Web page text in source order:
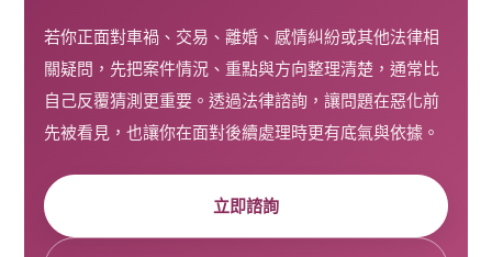
若你正面對車禍、交易、離婚、感情糾紛或其他法律相
關疑問，先把案件情況、重點與方向整理清楚，通常比
自己反覆猜測更重要。透過法律諮詢，讓問題在惡化前
先被看見，也讓你在面對後續處理時更有底氣與依據。
立即諮詢